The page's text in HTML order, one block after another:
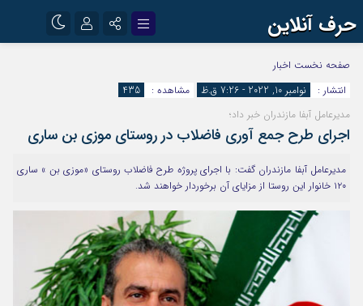
حرف آنلاین
اینستاگرام
آپارات
رمز عبور
مرا به خاطر بسپار
صفحه نخست اخبار
انتشار :
نوامبر 10, 2022 - 7:26 ق.ظ مشاهده :
435
مدیرعامل آبفا مازندران خبر داد؛
اجرای طرح جمع آوری فاضلاب در روستای موزی بن ساری
مدیرعامل آبفا مازندران گفت: با اجرای پروژه طرح فاضلاب روستای «موزی بن » ساری
۱۲۰ خانوار این روستا از مزایای آن برخوردار خواهند شد.